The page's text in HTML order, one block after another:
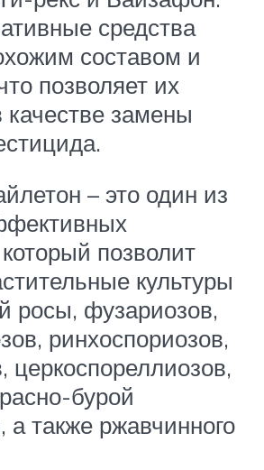
средства
составом и
позволяет их
замены
– это один из
позволит
культуры
росы, фузариозов,
ринхоспориозов,
церкоспореллиозов,
бурой
а также ржавчинного